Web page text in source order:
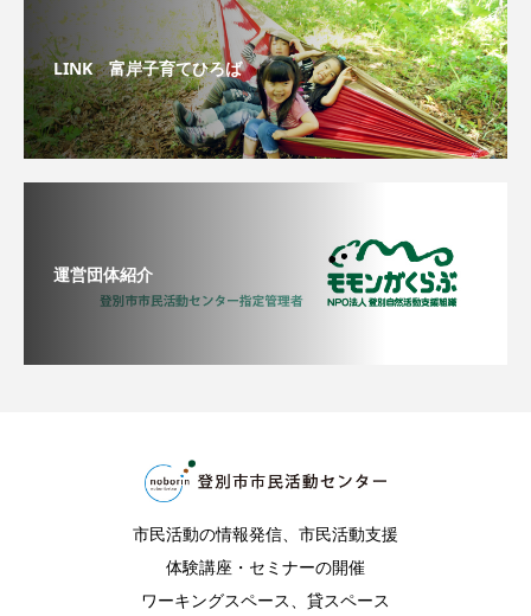
LINK 富岸子育てひろば
運営団体紹介
市民活動の情報発信、市民活動支援
体験講座・セミナーの開催
ワーキングスペース、貸スペース